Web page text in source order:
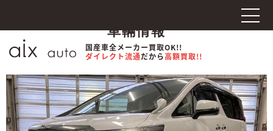
国産車全メーカー買取OK!!
ダイレクト流通だから高額買取!!
車輛情報